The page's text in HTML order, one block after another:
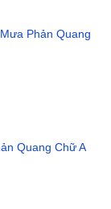
Phản Quang
Quang Chữ A